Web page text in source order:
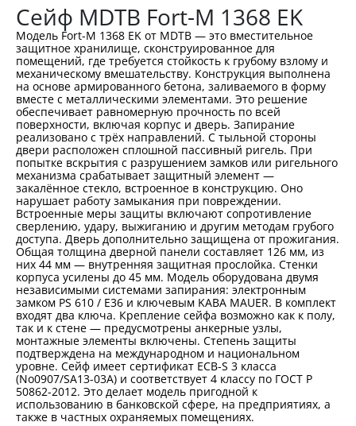
Сейф MDTB Fort-M 1368 EK
Модель Fort-M 1368 EK от MDTB — это вместительное
защитное хранилище, сконструированное для
помещений, где требуется стойкость к грубому взлому и
механическому вмешательству. Конструкция выполнена
на основе армированного бетона, заливаемого в форму
вместе с металлическими элементами. Это решение
обеспечивает равномерную прочность по всей
поверхности, включая корпус и дверь. Запирание
реализовано с трёх направлений. С тыльной стороны
двери расположен сплошной пассивный ригель. При
попытке вскрытия с разрушением замков или ригельного
механизма срабатывает защитный элемент —
закалённое стекло, встроенное в конструкцию. Оно
нарушает работу замыкания при повреждении.
Встроенные меры защиты включают сопротивление
сверлению, удару, выжиганию и другим методам грубого
доступа. Дверь дополнительно защищена от прожигания.
Общая толщина дверной панели составляет 126 мм, из
них 44 мм — внутренняя защитная прослойка. Стенки
корпуса усилены до 45 мм. Модель оборудована двумя
независимыми системами запирания: электронным
замком PS 610 / E36 и ключевым KABA MAUER. В комплект
входят два ключа. Крепление сейфа возможно как к полу,
так и к стене — предусмотрены анкерные узлы,
монтажные элементы включены. Степень защиты
подтверждена на международном и национальном
уровне. Сейф имеет сертификат ECB-S 3 класса
(No0907/SA13-03А) и соответствует 4 классу по ГОСТ Р
50862-2012. Это делает модель пригодной к
использованию в банковской сфере, на предприятиях, а
также в частных охраняемых помещениях.